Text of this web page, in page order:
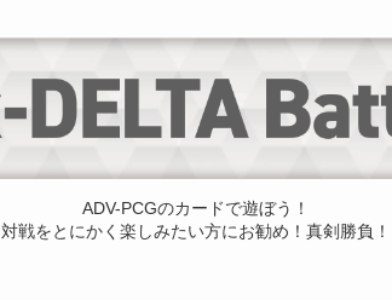
ADV-PCGのカードで遊ぼう！
対戦をとにかく楽しみたい方にお勧め！真剣勝負！